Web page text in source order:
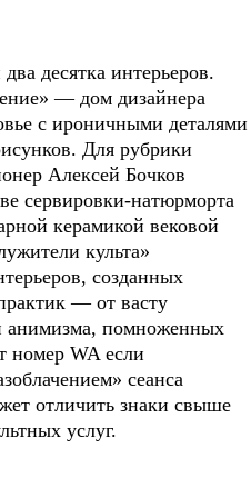
десятка интерьеров.
— дом дизайнера
с ироничными деталями
Для рубрики
Алексей Бочков
сервировки-натюрморта
керамикой вековой
культа»
созданных
— от васту
анимизма, помноженных
номер WA если
сеанса
отличить знаки свыше
услуг.